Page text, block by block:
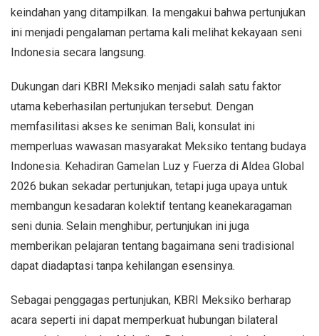
keindahan yang ditampilkan. Ia mengakui bahwa pertunjukan
ini menjadi pengalaman pertama kali melihat kekayaan seni
Indonesia secara langsung.
Dukungan dari KBRI Meksiko menjadi salah satu faktor
utama keberhasilan pertunjukan tersebut. Dengan
memfasilitasi akses ke seniman Bali, konsulat ini
memperluas wawasan masyarakat Meksiko tentang budaya
Indonesia. Kehadiran Gamelan Luz y Fuerza di Aldea Global
2026 bukan sekadar pertunjukan, tetapi juga upaya untuk
membangun kesadaran kolektif tentang keanekaragaman
seni dunia. Selain menghibur, pertunjukan ini juga
memberikan pelajaran tentang bagaimana seni tradisional
dapat diadaptasi tanpa kehilangan esensinya.
Sebagai penggagas pertunjukan, KBRI Meksiko berharap
acara seperti ini dapat memperkuat hubungan bilateral